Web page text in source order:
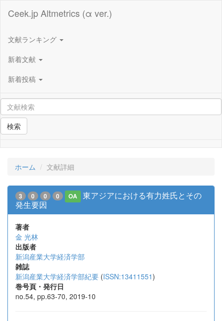
Ceek.jp Altmetrics (α ver.)
文献ランキング
新着文献
新着投稿
検索
ホーム 文献詳細
3 0 0 0 OA
東アジアにおける有力姓氏とその
発生要因
著者
金 光林
出版者
新潟産業大学経済学部
雑誌
新潟産業大学経済学部紀要 (ISSN:13411551)
巻号頁・発行日
no.54, pp.63-70, 2019-10